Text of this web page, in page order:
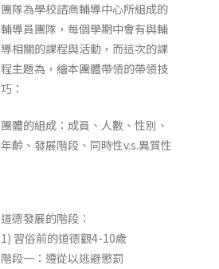
團隊為學校諮商輔導中心所組成的
輔導員團隊，每個學期中會有與輔
導相關的課程與活動，而這次的課
程主題為，繪本團體帶領的帶領技
巧：
團體的組成：成員、人數、性別、
年齡、發展階段、同時性v.s.異質性
道德發展的階段：
1) 習俗前的道德觀4-10歲
階段一：遵從以逃避懲罰